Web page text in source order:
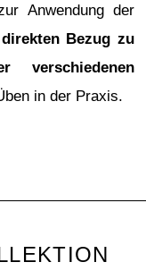
Anwendung der
direkten Bezug zu
verschiedenen
in der Praxis.